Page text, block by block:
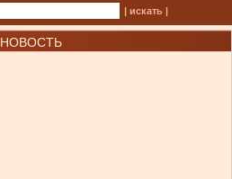
| искать |
НОВОСТЬ